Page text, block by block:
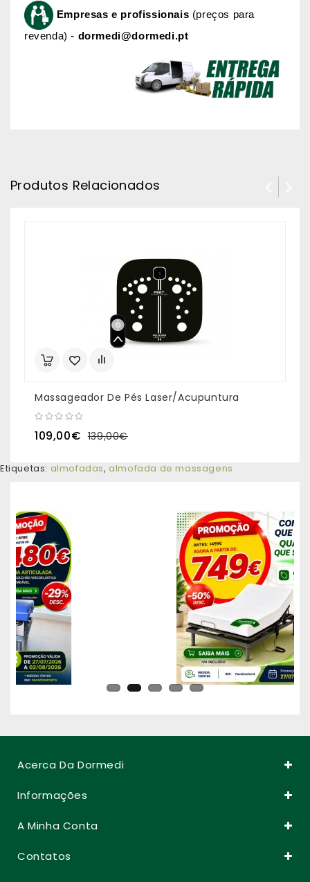
Empresas e profissionais (preços para
revenda) - dormedi@dormedi.pt
Produtos Relacionados
Massageador De Pés Laser/Acupuntura
109,00€ 139,00€
Etiquetas: almofadas,almofada de massagens
Acerca Da Dormedi
Informações
A Minha Conta
Contatos